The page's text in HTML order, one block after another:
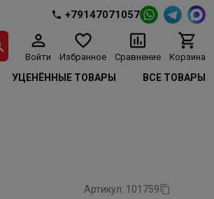
+79147071057
Войти Избранное Сравнение Корзина
УЦЕНЁННЫЕ ТОВАРЫ ВСЕ ТОВАРЫ
Артикул: 101759